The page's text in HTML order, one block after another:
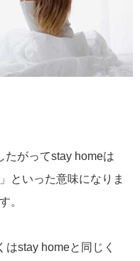
たがってstay homeは
といった意味になりま
。
stay homeと同じく